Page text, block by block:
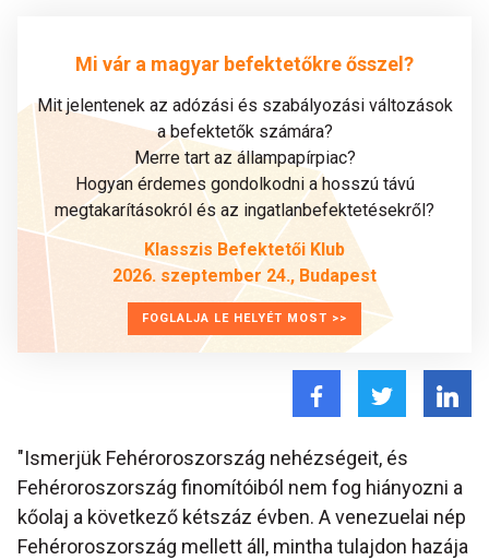
Mi vár a magyar befektetőkre ősszel?
Mit jelentenek az adózási és szabályozási változások
a befektetők számára?
Merre tart az állampapírpiac?
Hogyan érdemes gondolkodni a hosszú távú
megtakarításokról és az ingatlanbefektetésekről?
Klasszis Befektetői Klub
2026. szeptember 24., Budapest
FOGLALJA LE HELYÉT MOST >>
"Ismerjük Fehéroroszország nehézségeit, és
Fehéroroszország finomítóiból nem fog hiányozni a
kőolaj a következő kétszáz évben. A venezuelai nép
Fehéroroszország mellett áll, mintha tulajdon hazája